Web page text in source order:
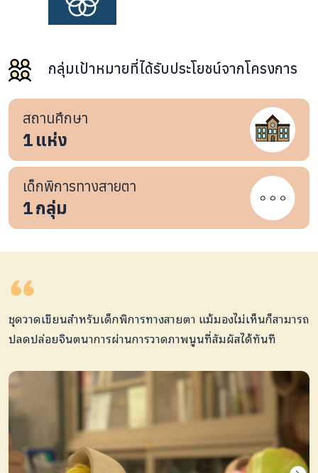
กลุ่มเป้าหมายที่ได้รับประโยชน์จากโครงการ
สถานศึกษา
1แห่ง
เด็กพิการทางสายตา
1กลุ่ม
ชุดวาดเขียนสำหรับเด็กพิการทางสายตา แม้มองไม่เห็นก็สามารถ
ปลดปล่อยจินตนาการผ่านการวาดภาพนูนที่สัมผัสได้ทันที